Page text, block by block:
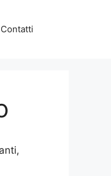
Contatti